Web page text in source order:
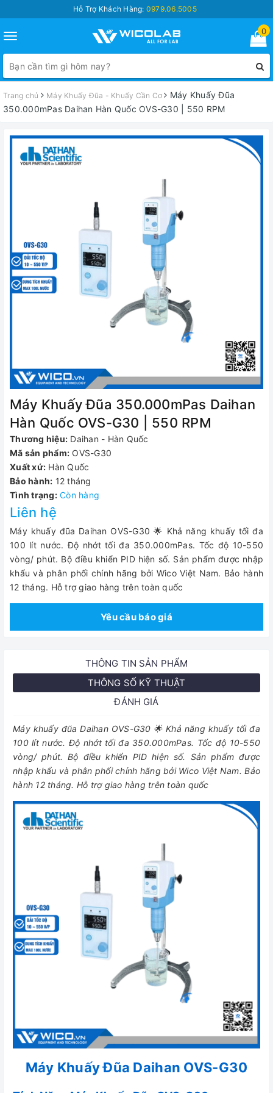
Hỗ Trợ Khách Hàng: 0979.06.5005
Toggle
navigation
0
Trang chủ Máy Khuấy Đũa - Khuấy Cần Cơ
Máy Khuấy Đũa
350.000mPas Daihan Hàn Quốc OVS-G30 | 550 RPM
Máy Khuấy Đũa 350.000mPas Daihan
Hàn Quốc OVS-G30 | 550 RPM
Thương hiệu: Daihan - Hàn Quốc
Mã sản phẩm: OVS-G30
Xuất xứ: Hàn Quốc
Bảo hành: 12 tháng
Tình trạng: Còn hàng
Liên hệ
Máy khuấy đũa Daihan OVS-G30 🌟 Khả năng khuấy tối đa
100 lít nước. Độ nhớt tối đa 350.000mPas. Tốc độ 10-550
vòng/ phút. Bộ điều khiển PID hiện số. Sản phẩm được nhập
khẩu và phân phối chính hãng bởi Wico Việt Nam. Bảo hành
12 tháng. Hỗ trợ giao hàng trên toàn quốc
Yêu cầu báo giá
THÔNG TIN SẢN PHẨM
THÔNG SỐ KỸ THUẬT
ĐÁNH GIÁ
Máy khuấy đũa Daihan OVS-G30 🌟 Khả năng khuấy tối đa
100 lít nước. Độ nhớt tối đa 350.000mPas. Tốc độ 10-550
vòng/ phút. Bộ điều khiển PID hiện số. Sản phẩm được
nhập khẩu và phân phối chính hãng bởi Wico Việt Nam. Bảo
hành 12 tháng. Hỗ trợ giao hàng trên toàn quốc
Máy Khuấy Đũa Daihan OVS-G30